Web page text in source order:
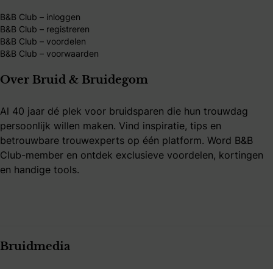
B&B Club – inloggen
B&B Club – registreren
B&B Club – voordelen
B&B Club – voorwaarden
Over Bruid & Bruidegom
Al 40 jaar dé plek voor bruidsparen die hun trouwdag
persoonlijk willen maken. Vind inspiratie, tips en
betrouwbare trouwexperts op één platform. Word B&B
Club-member en ontdek exclusieve voordelen, kortingen
en handige tools.
Bruidmedia